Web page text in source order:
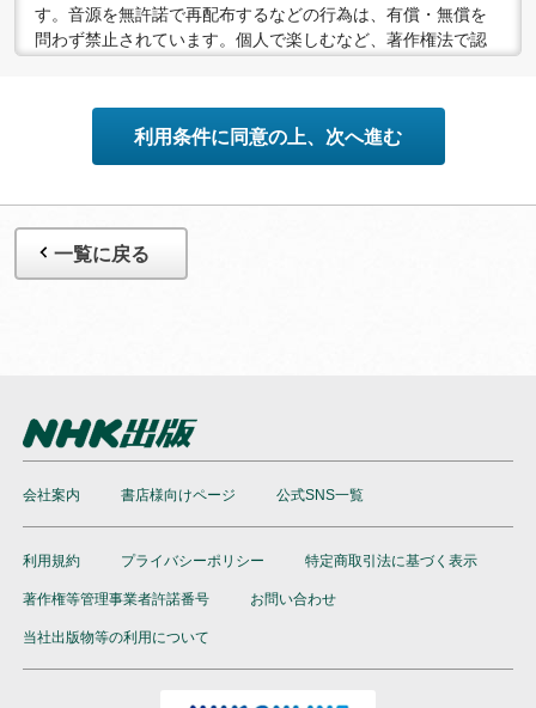
す。音源を無許諾で再配布するなどの行為は、有償・無償を
問わず禁止されています。個人で楽しむなど、著作権法で認
変更する場合がありますので、あらかじめご了承ください。
利用条件に同意の上、次へ進む
一覧に戻る
会社案内 書店様向けページ 公式SNS一覧
利用規約 プライバシーポリシー 特定商取引法に基づく表示
著作権等管理事業者許諾番号 お問い合わせ
当社出版物等の利用について